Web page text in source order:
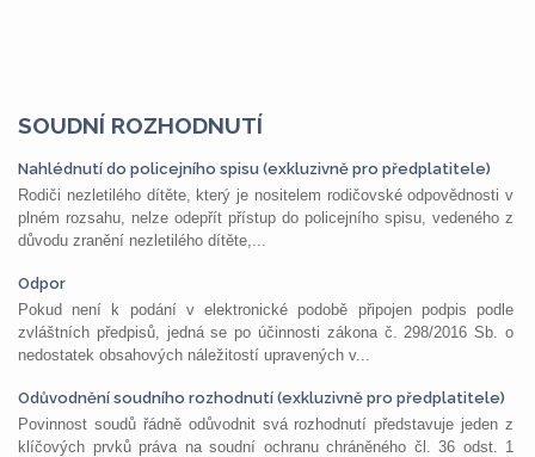
SOUDNÍ ROZHODNUTÍ
Nahlédnutí do policejního spisu (exkluzivně pro předplatitele)
Rodiči nezletilého dítěte, který je nositelem rodičovské odpovědnosti v
plném rozsahu, nelze odepřít přístup do policejního spisu, vedeného z
důvodu zranění nezletilého dítěte,...
Odpor
Pokud není k podání v elektronické podobě připojen podpis podle
zvláštních předpisů, jedná se po účinnosti zákona č. 298/2016 Sb. o
nedostatek obsahových náležitostí upravených v...
Odůvodnění soudního rozhodnutí (exkluzivně pro předplatitele)
Povinnost soudů řádně odůvodnit svá rozhodnutí představuje jeden z
klíčových prvků práva na soudní ochranu chráněného čl. 36 odst. 1